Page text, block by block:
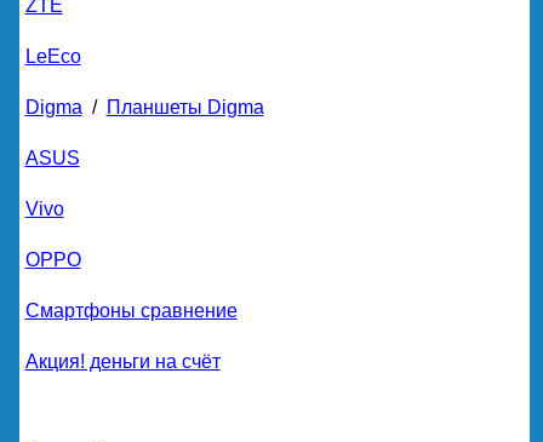
ZTE
LeEco
Digma/ Планшеты Digma
ASUS
Vivo
OPPO
Смартфоны сравнение
Акция! деньги на счёт